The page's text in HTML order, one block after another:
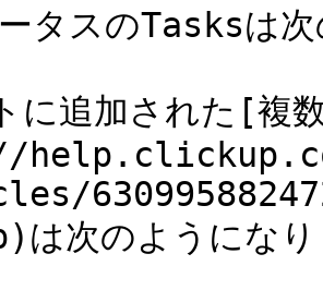
タスのTasksは
に追加された[複
次のようになり